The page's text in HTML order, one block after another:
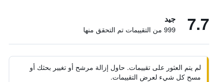
7.7 جيد
999 من التقييمات تم التحقق منها
لم يتم العثور على تقييمات. حاول إزالة مرشح أو تغيير بحثك أو
مسح كل شيء لعرض التقييمات.